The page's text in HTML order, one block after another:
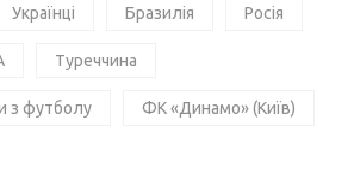
Українці Бразилія Росія
Туреччина
з футболу ФК «Динамо» (Київ)